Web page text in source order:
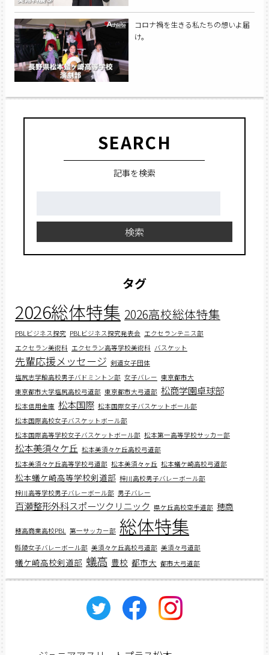
コロナ禍を生きる私たちの想いよ届
け。
SEARCH
記事を検索
検索
タグ
2026総体特集 2026高校総体特集
PBLビジネス探究 PBLビジネス探究発表会 エクセランテニス部
エクセラン美術科 エクセラン高等学校美術科 バスケット
先輩応援メッセージ 剣道女子団体
塩尻志学館高校男子バドミントン部 女子バレー 東京都市大
東京都市大学塩尻高校弓道部 東京都市大弓道部 松商学園卓球部
松本信用金庫 松本国際 松本国際女子バスケットボール部
松本国際高校女子バスケットボール部
松本国際高等学校女子バスケットボール部 松本第一高等学校サッカー部
松本美須々ケ丘 松本美須々ケ丘高校弓道部
松本美須々ケ丘高等学校弓道部 松本美須々ヶ丘 松本蟻ケ崎高校弓道部
松本蟻ケ崎高等学校剣道部 梓川高校男子バレーボール部
梓川高等学校男子バレーボール部 男子バレー
百瀬整形外科スポーツクリニック 県ケ丘高校空手道部 穂商
穂高商業高校PBL 第一サッカー部 総体特集
縣陵女子バレーボール部 美須々ケ丘高校弓道部 美須々弓道部
蟻ケ崎高校剣道部 蟻高 豊校 都市大 都市大弓道部